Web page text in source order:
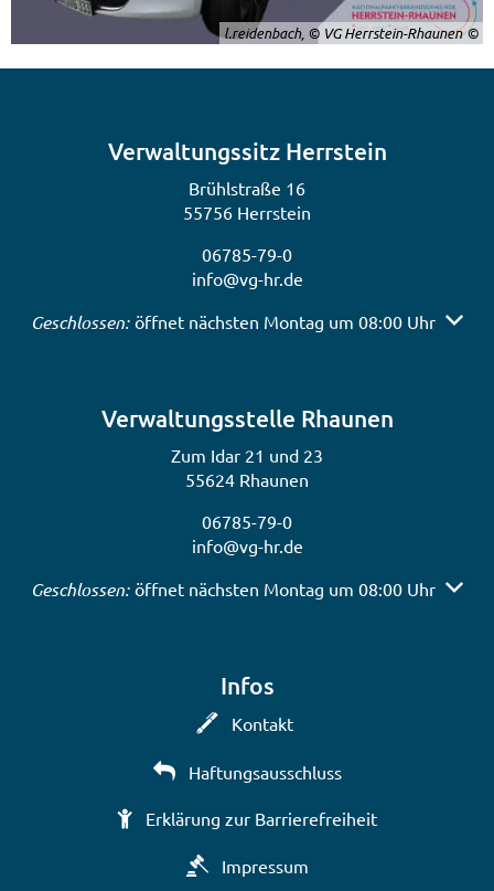
l.reidenbach, © VG Herrstein-Rhaunen
Verwaltungssitz Herrstein
Brühlstraße 16
55756 Herrstein
06785-79-0
info@vg-hr.de
Klicken, um weitere Öffnungs- oder Schließzeiten
Geschlossen: öffnet nächsten Montag um 08:00 Uhr
Verwaltungsstelle Rhaunen
Zum Idar 21 und 23
55624 Rhaunen
06785-79-0
info@vg-hr.de
Klicken, um weitere Öffnungs- oder Schließzeiten
Geschlossen: öffnet nächsten Montag um 08:00 Uhr
Infos
Kontakt
Haftungsausschluss
Erklärung zur Barrierefreiheit
Impressum